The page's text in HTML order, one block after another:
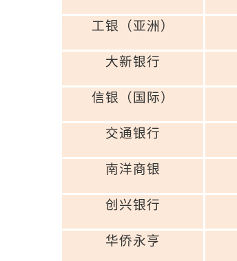
工银（亚洲）
大新银行
信银（国际）
交通银行
南洋商银
创兴银行
华侨永亨